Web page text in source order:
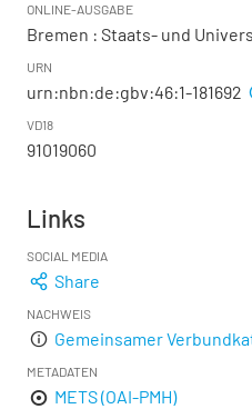
ONLINE-AUSGABE
Bremen : Staats- und
URN
urn:nbn:de:gbv:46:1-181692
VD18
91019060
Links
SOCIAL MEDIA
Share
NACHWEIS
Gemeinsamer
METADATEN
METS (OAI-PMH)